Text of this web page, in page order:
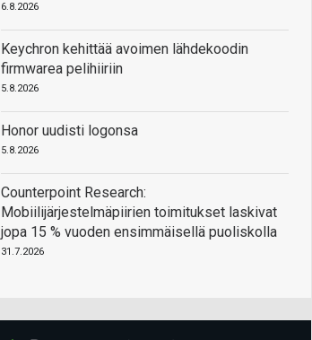
6.8.2026
Keychron kehittää avoimen lähdekoodin
firmwarea pelihiiriin
5.8.2026
Honor uudisti logonsa
5.8.2026
Counterpoint Research:
Mobiilijärjestelmäpiirien toimitukset laskivat
jopa 15 % vuoden ensimmäisellä puoliskolla
31.7.2026